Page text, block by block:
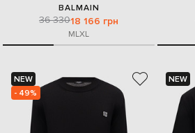
BALMAIN
36 33018 166 грн
MLXL
NEW
- 49%
NEW